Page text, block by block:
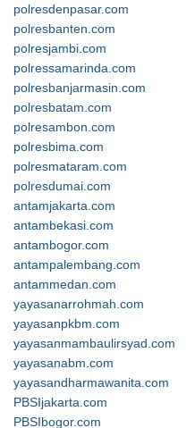
polresdenpasar.com
polresbanten.com
polresjambi.com
polressamarinda.com
polresbanjarmasin.com
polresbatam.com
polresambon.com
polresbima.com
polresmataram.com
polresdumai.com
antamjakarta.com
antambekasi.com
antambogor.com
antampalembang.com
antammedan.com
yayasanarrohmah.com
yayasanpkbm.com
yayasanmambaulirsyad.com
yayasanabm.com
yayasandharmawanita.com
PBSIjakarta.com
PBSIbogor.com